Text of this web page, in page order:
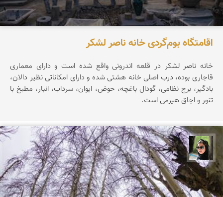
اقامتگاه بوم‌گردی خانه ناصر لشکر
خانه ناصر لشکر در قلعه اندرونی واقع شده است و دارای معماری
قاجاری بوده، درب اصلی خانه هشتی شده و دارای امکاناتی نظیر دالان،
بادگیر، برج نظامی، گودال باغچه، حوض، ایوان، سرداب، انبار، مطبخ با
تنور و اجاق هیزمی است.
سپیده اصلان